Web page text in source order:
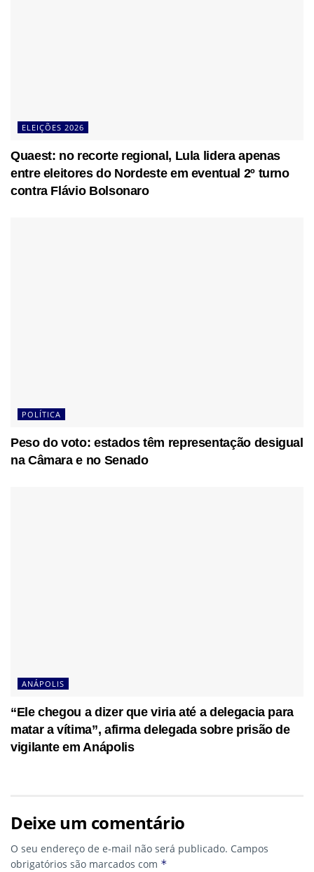
ELEIÇÕES 2026
Quaest: no recorte regional, Lula lidera apenas
entre eleitores do Nordeste em eventual 2º turno
contra Flávio Bolsonaro
POLÍTICA
Peso do voto: estados têm representação desigual
na Câmara e no Senado
ANÁPOLIS
“Ele chegou a dizer que viria até a delegacia para
matar a vítima”, afirma delegada sobre prisão de
vigilante em Anápolis
Deixe um comentário
O seu endereço de e-mail não será publicado. Campos
obrigatórios são marcados com *